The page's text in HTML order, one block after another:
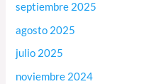
septiembre 2025
agosto 2025
julio 2025
noviembre 2024